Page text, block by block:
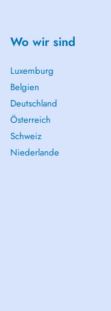
Wo wir sind
Luxemburg
Belgien
Deutschland
Österreich
Schweiz
Niederlande